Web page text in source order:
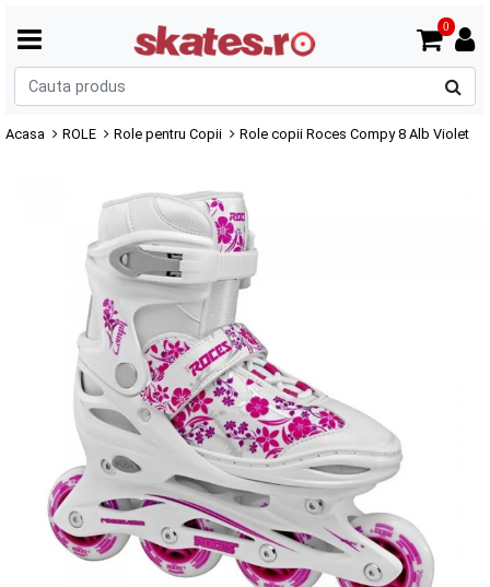
0
Acasa ROLE Role pentru Copii Role copii Roces Compy 8 Alb Violet